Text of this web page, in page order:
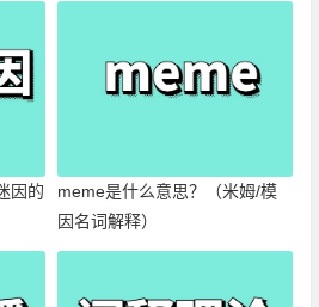
因的
meme是什么意思？（米姆/模
因名词解释）